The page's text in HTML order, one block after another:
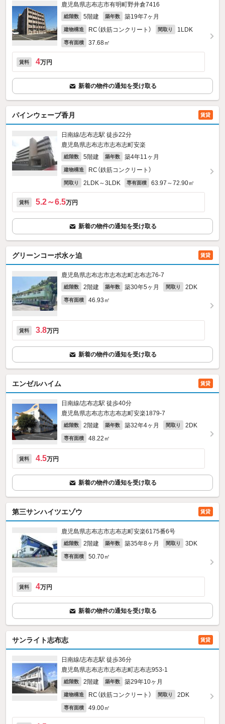
鹿児島県志布志市有明町野井倉7416
総階数 5階建 築年数 築19年7ヶ月
建物構造 RC（鉄筋コンクリート） 間取り 1LDK
専有面積 37.68㎡
賃料 4万円
新着の物件の通知を受け取る
パインウェーブ香月 賃貸
日南線/志布志駅 徒歩22分
鹿児島県志布志市志布志町安楽
総階数 5階建 築年数 築4年11ヶ月
建物構造 RC（鉄筋コンクリート）
間取り 2LDK～3LDK 専有面積 63.97～72.90㎡
賃料 5.2～6.5万円
新着の物件の通知を受け取る
グリーンコーポ水ヶ迫 賃貸
鹿児島県志布志市志布志町志布志76‐7
総階数 2階建 築年数 築30年5ヶ月 間取り 2DK
専有面積 46.93㎡
賃料 3.8万円
新着の物件の通知を受け取る
エンゼルハイム 賃貸
日南線/志布志駅 徒歩40分
鹿児島県志布志市志布志町安楽1879‐7
総階数 2階建 築年数 築32年4ヶ月 間取り 2DK
専有面積 48.22㎡
賃料 4.5万円
新着の物件の通知を受け取る
第三サンハイツエゾウ 賃貸
鹿児島県志布志市志布志町安楽6175番6号
総階数 2階建 築年数 築35年8ヶ月 間取り 3DK
専有面積 50.70㎡
賃料 4万円
新着の物件の通知を受け取る
サンライト志布志 賃貸
日南線/志布志駅 徒歩36分
鹿児島県志布志市志布志町志布志953‐1
総階数 2階建 築年数 築29年10ヶ月
建物構造 RC（鉄筋コンクリート） 間取り 2DK
専有面積 49.00㎡